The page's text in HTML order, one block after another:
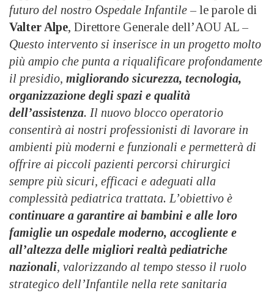
futuro del nostro Ospedale Infantile – le parole di
Valter Alpe, Direttore Generale dell’AOU AL –
Questo intervento si inserisce in un progetto molto
più ampio che punta a riqualificare profondamente
il presidio, migliorando sicurezza, tecnologia,
organizzazione degli spazi e qualità
dell’assistenza. Il nuovo blocco operatorio
consentirà ai nostri professionisti di lavorare in
ambienti più moderni e funzionali e permetterà di
offrire ai piccoli pazienti percorsi chirurgici
sempre più sicuri, efficaci e adeguati alla
complessità pediatrica trattata. L’obiettivo è
continuare a garantire ai bambini e alle loro
famiglie un ospedale moderno, accogliente e
all’altezza delle migliori realtà pediatriche
nazionali, valorizzando al tempo stesso il ruolo
strategico dell’Infantile nella rete sanitaria